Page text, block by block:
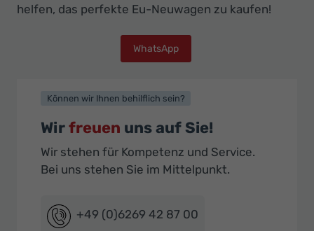
helfen, das perfekte Eu-Neuwagen zu kaufen!
WhatsApp
Können wir Ihnen behilflich sein?
Wirfreuen uns auf Sie!
Wir stehen für Kompetenz und Service.
Bei uns stehen Sie im Mittelpunkt.
+49 (0)6269 42 87 00